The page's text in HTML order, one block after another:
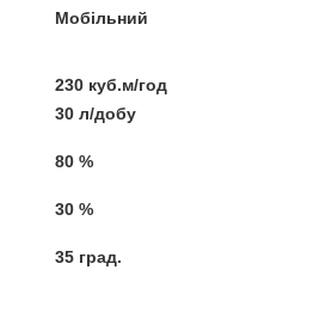
Мобільний
230 куб.м/год
30 л/добу
80 %
30 %
35 град.